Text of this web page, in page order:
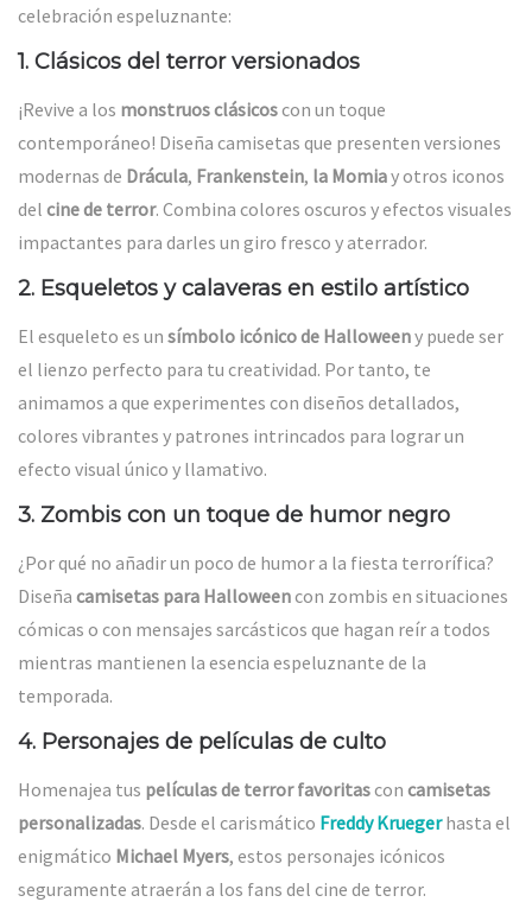
celebración espeluznante:
1. Clásicos del terror versionados
¡Revive a los monstruos clásicoscon un toque
contemporáneo! Diseña camisetas que presenten versiones
modernas de Drácula, Frankenstein, la Momiay otros iconos
del cine de terror. Combina colores oscuros y efectos visuales
impactantes para darles un giro fresco y aterrador.
2. Esqueletos y calaveras en estilo artístico
El esqueleto es un símbolo icónico de Halloweeny puede ser
el lienzo perfecto para tu creatividad. Por tanto, te
animamos a que experimentes con diseños detallados,
colores vibrantes y patrones intrincados para lograr un
efecto visual único y llamativo.
3. Zombis con un toque de humor negro
¿Por qué no añadir un poco de humor a la fiesta terrorífica?
Diseña camisetas para Halloweencon zombis en situaciones
cómicas o con mensajes sarcásticos que hagan reír a todos
mientras mantienen la esencia espeluznante de la
temporada.
4. Personajes de películas de culto
Homenajea tus películas de terror favoritascon camisetas
personalizadas. Desde el carismático Freddy Kruegerhasta el
enigmático Michael Myers, estos personajes icónicos
seguramente atraerán a los fans del cine de terror.